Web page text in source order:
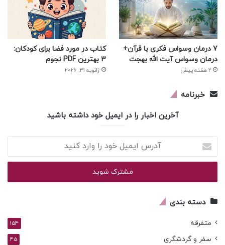
7 درمان وسواس فکری با قرآن+
درمان وسواس آیت الله بهجت
2 هفته پیش
کتاب در مورد فضا برای کودکان:
3 بهترین PDF نجوم
ژانویه 31, 2026
خبرنامه
آخرین اخبار را در ایمیل خود داشته باشید
ایمیل
خود
وارد
دسته بندی
متفرقه 154
سفر و گردشگری 45